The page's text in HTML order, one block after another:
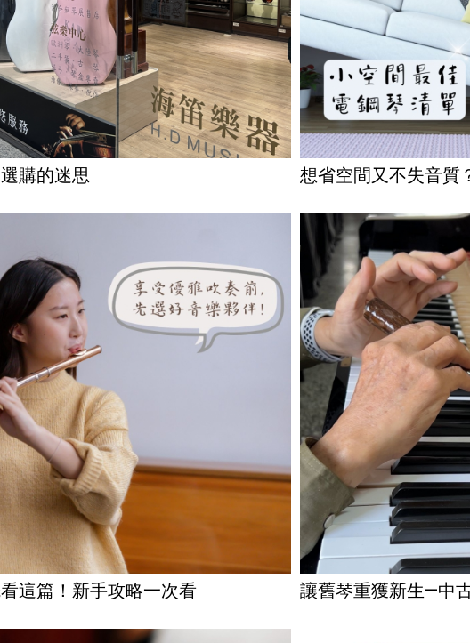
購的迷思
想省空間又不失音質
這篇！新手攻略一次看 讓舊琴重獲新生—中